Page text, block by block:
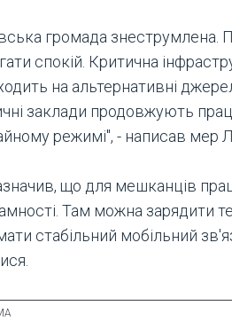
громада знеструмлена.
спокій. Критична
на альтернативні
заклади продовжують
режимі", - написав мер
що для мешканців
Там можна зарядити
стабільний мобільний